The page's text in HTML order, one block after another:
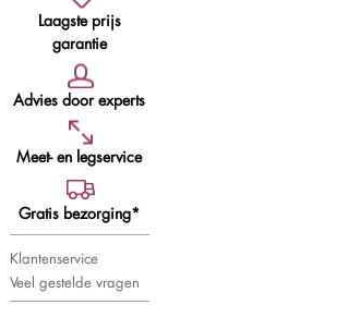
Laagste prijs
garantie
Advies door experts
Meet- en legservice
Gratis bezorging*
Klantenservice
Veel gestelde vragen